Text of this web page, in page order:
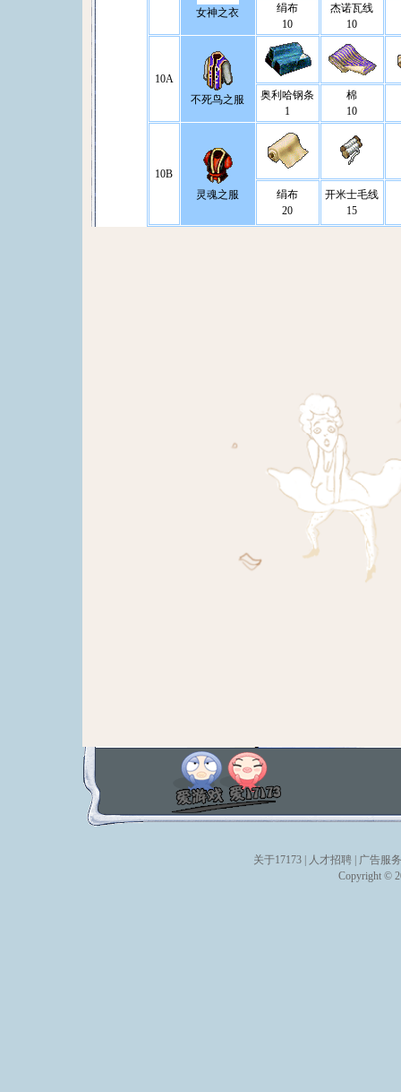
女神之衣
绢布
10
杰诺瓦线
10
10A
不死鸟之服
奥利哈钢条
1
棉
10
10B
灵魂之服
绢布
20
开米士毛线
15
关于17173 人才招聘
广告服务
Copyright ©